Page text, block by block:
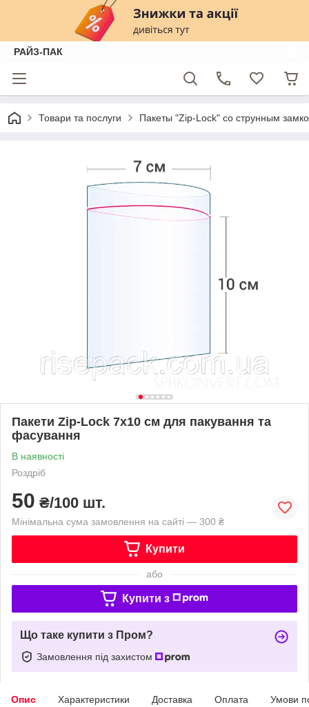
РАЙЗ-ПАК
Товари та послуги Пакеты "Zip-Lock" со струнным
Пакети Zip-Lock 7х10 см для пакування та
фасування
В наявності
Роздріб
50 ₴/100 шт.
Мінімальна сума замовлення на сайті — 300 ₴
Купити
або
Купити з
Що таке купити з Пром?
Замовлення під захистом
Опис Характеристики Доставка Оплата Умови